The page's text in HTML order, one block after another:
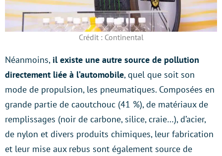
Crédit : Continental
Néanmoins, il existe une autre source de pollution
directement liée à l’automobile, quel que soit son
mode de propulsion, les pneumatiques. Composées en
grande partie de caoutchouc (41 %), de matériaux de
remplissages (noir de carbone, silice, craie…), d’acier,
de nylon et divers produits chimiques, leur fabrication
et leur mise aux rebus sont également source de